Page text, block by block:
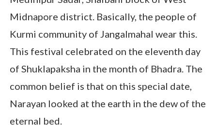
Midnapore district. Basically, the people of
Kurmi community of Jangalmahal wear this.
This festival celebrated on the eleventh day
of Shuklapaksha in the month of Bhadra. The
common belief is that on this special date,
Narayan looked at the earth in the dew of the
eternal bed.